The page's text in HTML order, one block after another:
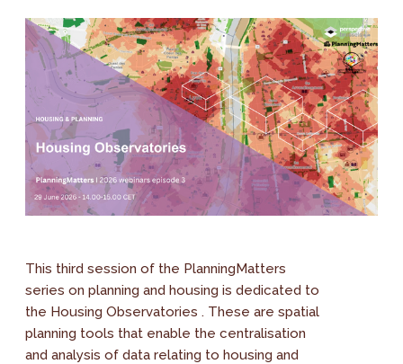
This third session of the PlanningMatters
series on planning and housing is dedicated to
the Housing Observatories . These are spatial
planning tools that enable the centralisation
and analysis of data relating to housing and